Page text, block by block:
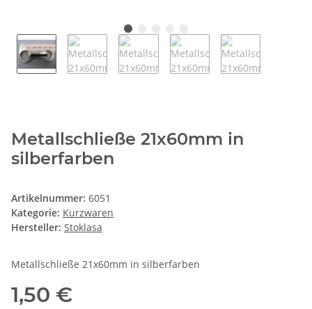
Metallschließe 21x60mm in
silberfarben
Artikelnummer: 6051
Kategorie: Kurzwaren
Hersteller: Stoklasa
Metallschließe 21x60mm in silberfarben
1,50 €